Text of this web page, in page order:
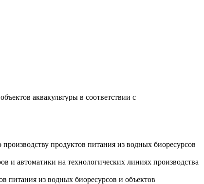
аквакультуры в соответствии с
продуктов питания из водных биоресурсов
и автоматики на технологических линиях производства
питания из водных биоресурсов и объектов